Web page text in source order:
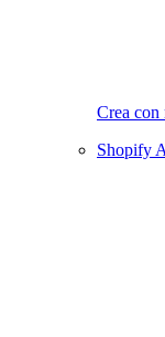
Crea con
Shopify